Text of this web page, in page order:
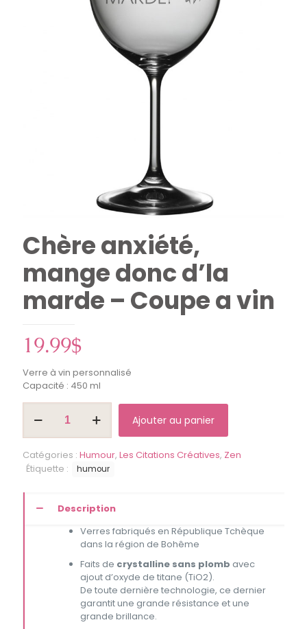
Chère anxiété,
mange donc d’la
marde – Coupe a vin
19.99$
Verre à vin personnalisé
Capacité : 450 ml
Chère
mange
donc
Ajouter au panier
Catégories : Humour, Les Citations Créatives, Zen
Étiquette :
humour
Description
Verres fabriqués en République Tchèque
dans la région de Bohême
Faits de crystalline sans plomb avec
ajout d’oxyde de titane (TiO2).
De toute dernière technologie, ce dernier
garantit une grande résistance et une
grande brillance.